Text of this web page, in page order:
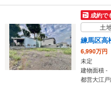
成約で
土
練馬区高
6,990万円
未定
建物面積 -
都営大江